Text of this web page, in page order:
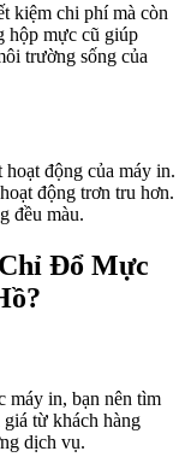
kiệm chi phí mà còn
hộp mực cũ giúp
trường sống của
động của máy in.
động trơn tru hơn.
đều màu.
Đổ Mực
máy in, bạn nên tìm
từ khách hàng
dịch vụ.